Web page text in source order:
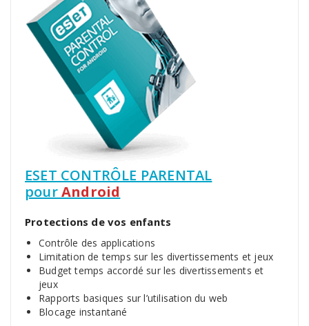
ESET CONTRÔLE PARENTAL
pourAndroid
Protections de vos enfants
Contrôle des applications
Limitation de temps sur les divertissements et jeux
Budget temps accordé sur les divertissements et
jeux
Rapports basiques sur l’utilisation du web
Blocage instantané